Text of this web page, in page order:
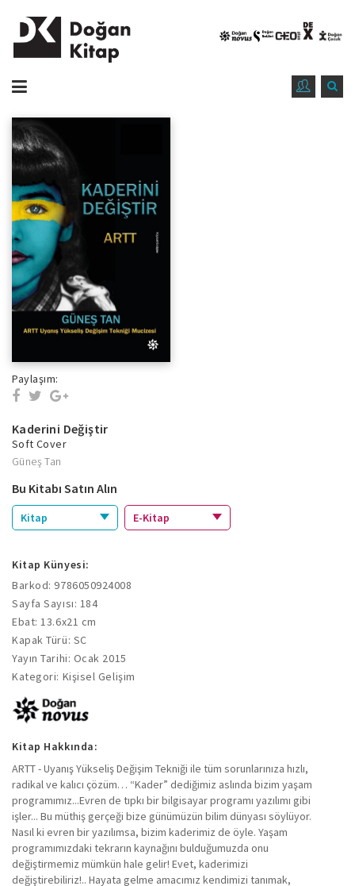
Paylaşım:
Kaderini Değiştir
Soft Cover
Güneş Tan
Bu Kitabı Satın Alın
Kitap E-Kitap
Kitap Künyesi:
Barkod: 9786050924008
Sayfa Sayısı: 184
Ebat: 13.6x21 cm
Kapak Türü: SC
Yayın Tarihi: Ocak 2015
Kategori: Kişisel Gelişim
Kitap Hakkında:
ARTT - Uyanış Yükseliş Değişim Tekniği ile tüm sorunlarınıza hızlı,
radikal ve kalıcı çözüm… “Kader” dediğimiz aslında bizim yaşam
programımız...Evren de tıpkı bir bilgisayar programı yazılımı gibi
işler... Bu müthiş gerçeği bize günümüzün bilim dünyası söylüyor.
Nasıl ki evren bir yazılımsa, bizim kaderimiz de öyle. Yaşam
programımızdaki tekrarın kaynağını bulduğumuzda onu
değiştirmemiz mümkün hale gelir! Evet, kaderimizi
değiştirebiliriz!.. Hayata gelme amacımız kendimizi tanımak,